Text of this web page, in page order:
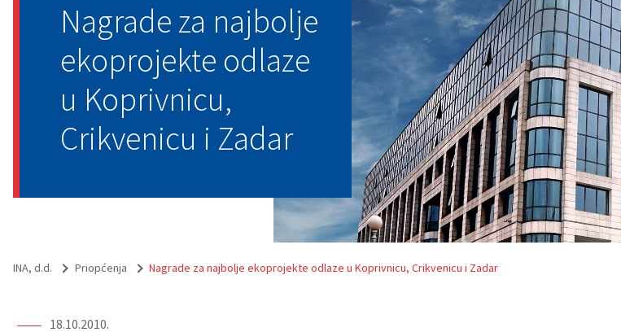
Nagrade za najbolje
ekoprojekte odlaze
u Koprivnicu,
Crikvenicu i Zadar
INA, d.d. Priopćenja Nagrade za najbolje ekoprojekte odlaze u Koprivnicu, Crikvenicu i Zadar
18.10.2010.